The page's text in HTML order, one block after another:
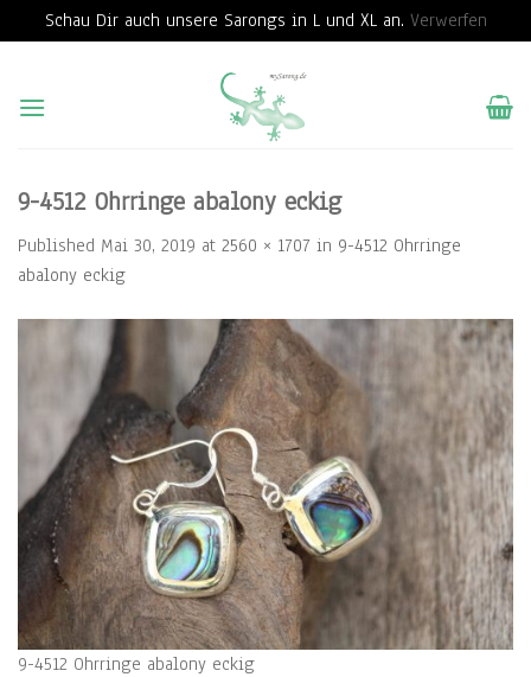
Schau Dir auch unsere Sarongs in L und XL an. Verwerfen
content
9-4512 Ohrringe abalony eckig
Published Mai 30, 2019 at 2560 × 1707 in 9-4512 Ohrringe
abalony eckig
9-4512 Ohrringe abalony eckig